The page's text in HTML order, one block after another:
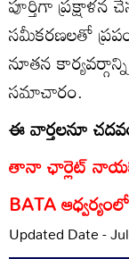
సమీకరణలతో
నూతన
సమాచారం.
ఈ వార్తలనూ
తానా ఛార్లెట్
BATA
Updated Date -